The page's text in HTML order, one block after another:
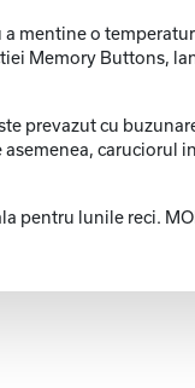
mentine o
Memory Buttons,
prevazut cu
caruciorul
pentru lunile reci.